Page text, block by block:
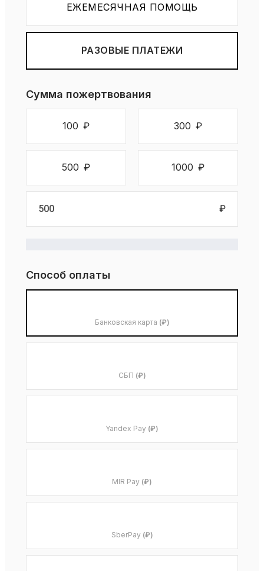
ЕЖЕМЕСЯЧНАЯ ПОМОЩЬ
РАЗОВЫЕ ПЛАТЕЖИ
Сумма пожертвования
100 ₽ 300 ₽
500 ₽ 1000 ₽
₽
Способ оплаты
Банковская карта (₽)
СБП (₽)
Yandex Pay (₽)
MIR Pay (₽)
SberPay (₽)